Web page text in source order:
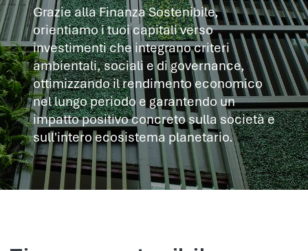
Grazie alla Finanza Sostenibile,
orientiamo i tuoi capitali verso
investimenti che integrano criteri
ambientali, sociali e di governance,
ottimizzando il rendimento economico
nel lungo periodo e garantendo un
impatto positivo concreto sulla società e
sull'intero ecosistema planetario.